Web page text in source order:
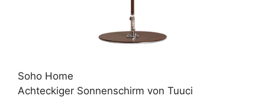
Soho Home
Achteckiger Sonnenschirm von Tuuci